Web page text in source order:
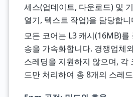
세스(업데이트, 다운로드) 및
열기, 텍스트 작업)을 담당합니
모든 코어는 L3 캐시(16MB)를
송을 가속화합니다. 경쟁업체
스레딩을 지원하지 않으며, 각
드만 처리하여 총 8개의 스레